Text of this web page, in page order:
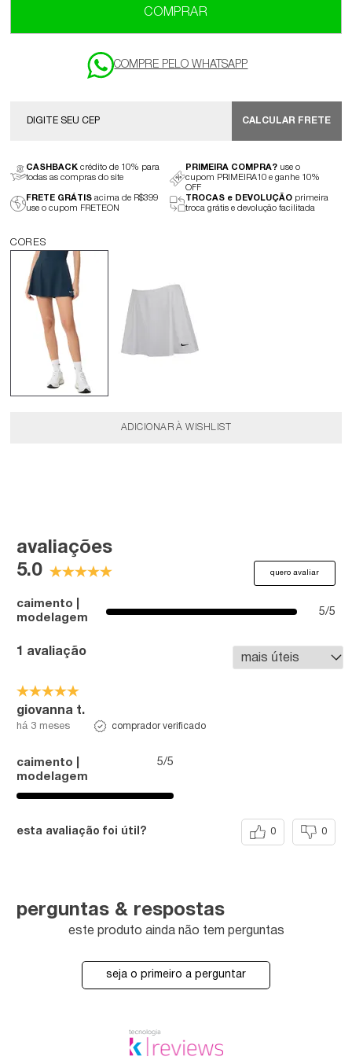
COMPRAR
CALCULAR FRETE
CASHBACK crédito de 10% para
todas as compras do site
PRIMEIRA COMPRA? use o
cupom PRIMEIRA10 e ganhe 10%
OFF
FRETE GRÁTIS acima de R$399
use o cupom FRETEON
TROCAS e DEVOLUÇÃO primeira
troca grátis e devolução facilitada
avaliações
5.0
caimento |
modelagem
5/5
quero avaliar
1 avaliação
giovanna t.
há 3 meses comprador verificado
caimento |
modelagem
5/5
esta avaliação foi útil? 0 0
perguntas & respostas
este produto ainda não tem perguntas
seja o primeiro a perguntar